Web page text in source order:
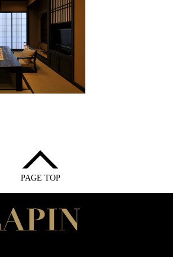
PAGE TOP